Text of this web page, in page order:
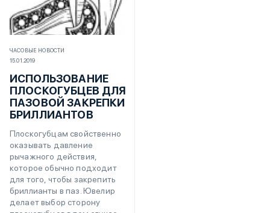
ЧАСОВЫЕ НОВОСТИ
15.01.2019
ИСПОЛЬЗОВАНИЕ
ПЛОСКОГУБЦЕВ ДЛЯ
ПАЗОВОЙ ЗАКРЕПКИ
БРИЛЛИАНТОВ
Плоскогубцам свойственно
оказывать давление
рычажного действия,
которое обычно подходит
для того, чтобы закрепить
бриллианты в паз. Ювелир
делает выбор сторону